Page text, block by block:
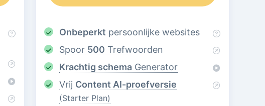
Onbeperkt persoonlijke websites
Spoor 500 Trefwoorden
Krachtig schema Generator
Vrij Content AI-proefversie
(Starter Plan)